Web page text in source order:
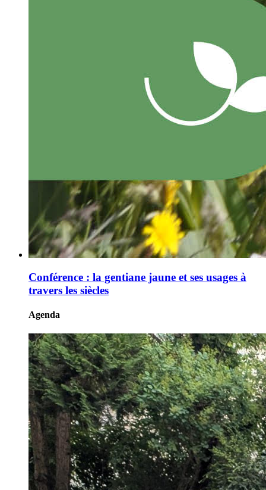
Conférence : la gentiane jaune et ses usages à
travers les siècles
Agenda